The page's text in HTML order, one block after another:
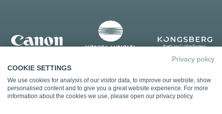
Privacy policy
COOKIE SETTINGS
We use cookies for analysis of our visitor data, to improve our website, show
personalised content and to give you a great website experience. For more
information about the cookies we use, please open our privacy policy.